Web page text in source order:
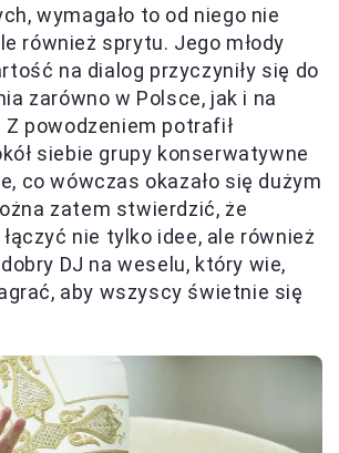
wymagało to od niego nie
również sprytu. Jego młody
na dialog przyczyniły się do
zarówno w Polsce, jak i na
Z powodzeniem potrafił
siebie grupy konserwatywne
co wówczas okazało się dużym
zatem stwierdzić, że
łączyć nie tylko idee, ale również
DJ na weselu, który wie,
aby wszyscy świetnie się